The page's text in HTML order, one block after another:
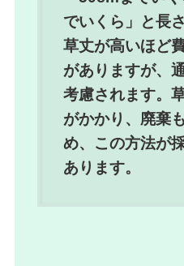
でいくら」と長
草丈が高いほど
がありますが、
考慮されます。
がかかり、廃棄
め、この方法が
あります。